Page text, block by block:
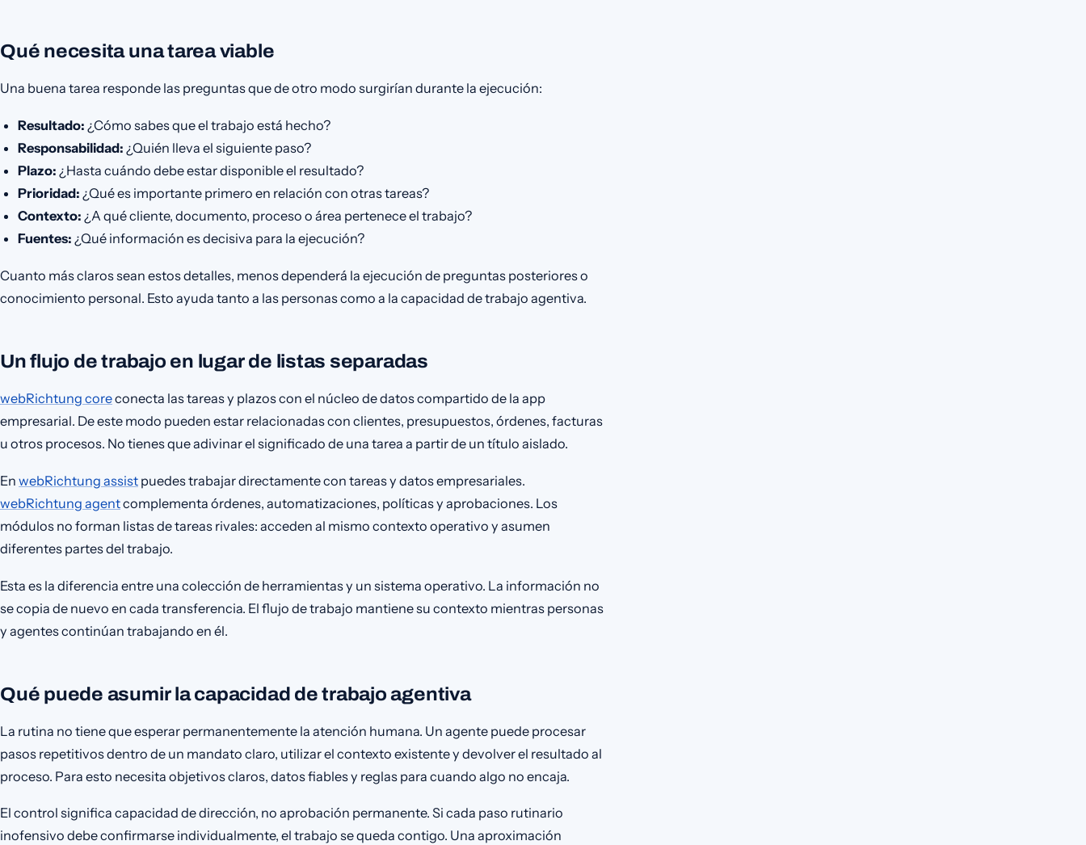
Qué necesita una tarea viable
Una buena tarea responde las preguntas que de otro modo surgirían durante la ejecución:
Resultado: ¿Cómo sabes que el trabajo está hecho?
Responsabilidad: ¿Quién lleva el siguiente paso?
Plazo: ¿Hasta cuándo debe estar disponible el resultado?
Prioridad: ¿Qué es importante primero en relación con otras tareas?
Contexto: ¿A qué cliente, documento, proceso o área pertenece el trabajo?
Fuentes: ¿Qué información es decisiva para la ejecución?
Cuanto más claros sean estos detalles, menos dependerá la ejecución de preguntas posteriores o
conocimiento personal. Esto ayuda tanto a las personas como a la capacidad de trabajo agentiva.
Un flujo de trabajo en lugar de listas separadas
webRichtung coreconecta las tareas y plazos con el núcleo de datos compartido de la app
empresarial. De este modo pueden estar relacionadas con clientes, presupuestos, órdenes, facturas
u otros procesos. No tienes que adivinar el significado de una tarea a partir de un título aislado.
En webRichtung assist puedes trabajar directamente con tareas y datos empresariales.
webRichtung agentcomplementa órdenes, automatizaciones, políticas y aprobaciones. Los
módulos no forman listas de tareas rivales: acceden al mismo contexto operativo y asumen
diferentes partes del trabajo.
Esta es la diferencia entre una colección de herramientas y un sistema operativo. La información no
se copia de nuevo en cada transferencia. El flujo de trabajo mantiene su contexto mientras personas
y agentes continúan trabajando en él.
Qué puede asumir la capacidad de trabajo agentiva
La rutina no tiene que esperar permanentemente la atención humana. Un agente puede procesar
pasos repetitivos dentro de un mandato claro, utilizar el contexto existente y devolver el resultado al
proceso. Para esto necesita objetivos claros, datos fiables y reglas para cuando algo no encaja.
El control significa capacidad de dirección, no aprobación permanente. Si cada paso rutinario
inofensivo debe confirmarse individualmente, el trabajo se queda contigo. Una aproximación